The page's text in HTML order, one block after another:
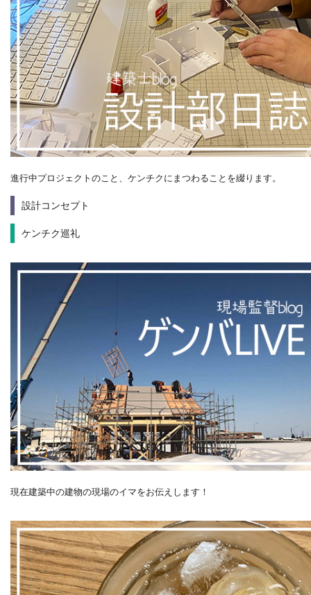
進行中プロジェクトのこと、ケンチクにまつわることを綴ります。
設計コンセプト
ケンチク巡礼
現在建築中の建物の現場のイマをお伝えします！